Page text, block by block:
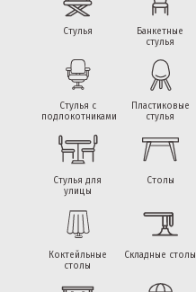
Стулья
Банкетные
стулья
Стулья с
подлокотниками
Пластиковые
стулья
Стулья для
улицы
Столы
Коктейльные
столы
Складные столы